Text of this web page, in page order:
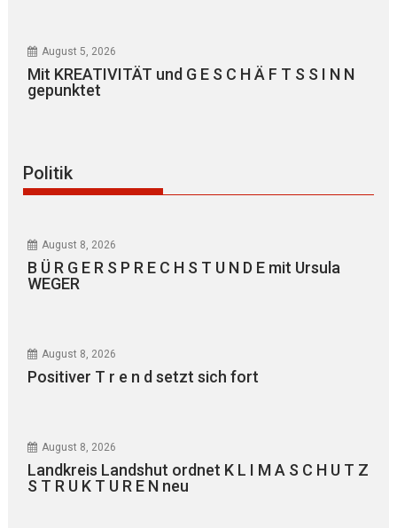
August 5, 2026
Mit KREATIVITÄT und G E S C H Ä F T S S I N N
gepunktet
Politik
August 8, 2026
B Ü R G E R S P R E C H S T U N D E mit Ursula
WEGER
August 8, 2026
Positiver T r e n d setzt sich fort
August 8, 2026
Landkreis Landshut ordnet K L I M A S C H U T Z
S T R U K T U R E N neu